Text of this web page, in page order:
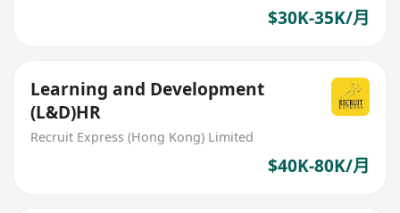
$30K-35K/月
Learning and Development
(L&D)HR
Recruit Express (Hong Kong) Limited
$40K-80K/月